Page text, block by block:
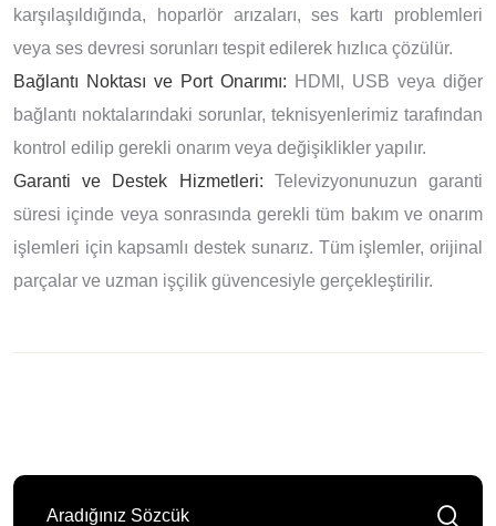
karşılaşıldığında, hoparlör arızaları, ses kartı problemleri
veya ses devresi sorunları tespit edilerek hızlıca çözülür.
Bağlantı Noktası ve Port Onarımı: HDMI, USB veya diğer
bağlantı noktalarındaki sorunlar, teknisyenlerimiz tarafından
kontrol edilip gerekli onarım veya değişiklikler yapılır.
Garanti ve Destek Hizmetleri: Televizyonunuzun garanti
süresi içinde veya sonrasında gerekli tüm bakım ve onarım
işlemleri için kapsamlı destek sunarız. Tüm işlemler, orijinal
parçalar ve uzman işçilik güvencesiyle gerçekleştirilir.